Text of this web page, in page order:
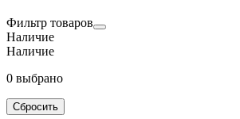
Фильтр товаров
Наличие
Наличие
0 выбрано
Сбросить